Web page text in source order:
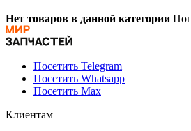
Нет товаров в данной категории
Посетить Telegram
Посетить Whatsapp
Посетить Max
Клиентам